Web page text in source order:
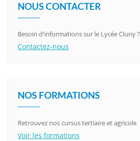
NOUS CONTACTER
Besoin d'informations sur le Lycée Cluny ?
Contactez-nous
NOS FORMATIONS
Retrouvez nos cursus tertiaire et agricole
Voir les formations